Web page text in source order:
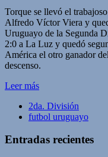
Compartir
Torque se llevó el
Alfredo Víctor Viera y
Uruguayo de la Segunda
2:0 a La Luz y quedó
América el otro ganador
descenso.
Leer más
2da. División
futbol uruguayo
Entradas recientes